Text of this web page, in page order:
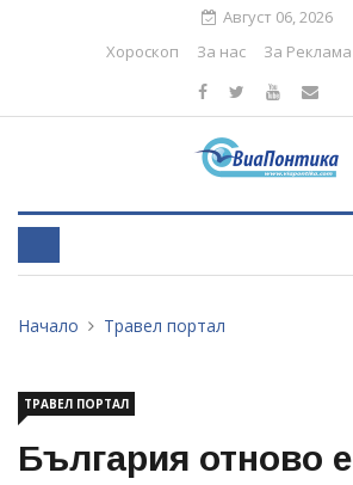
Август 06, 2026
Хороскоп
За нас За Реклама
Начало Травел портал
ТРАВЕЛ ПОРТАЛ
България отново е